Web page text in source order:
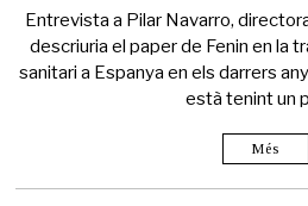
Entrevista a Pilar Navarro,
descriuria el paper de Fenin en la
sanitari a Espanya en els darrers
està tenint un
Més